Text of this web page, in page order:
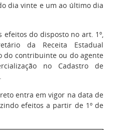
dia vinte e um ao último dia
efeitos do disposto no art. 1º,
da Receita Estadual
do contribuinte ou do agente
no Cadastro de
entra em vigor na data de
efeitos a partir de 1º de